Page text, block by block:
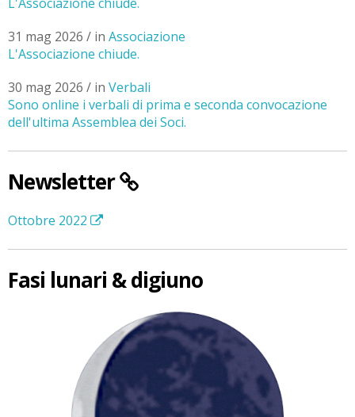
31 mag 2026 / in Associazione
L'Associazione chiude.
30 mag 2026 / in Verbali
Sono online i verbali di prima e seconda convocazione
dell'ultima Assemblea dei Soci.
Newsletter
Ottobre 2022
Fasi lunari & digiuno